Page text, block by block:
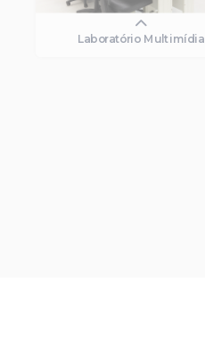
Laboratório Multimídia